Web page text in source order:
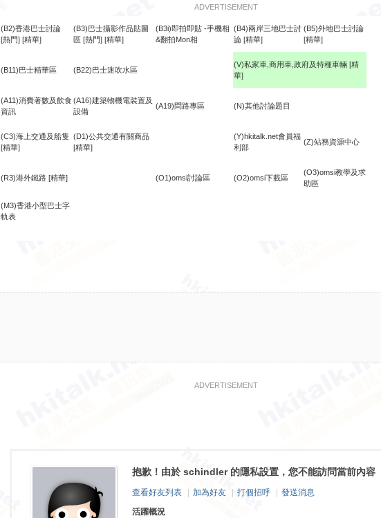
ADVERTISEMENT
(B2)香港巴士討論
[熱門] [精華]
(B3)巴士攝影作品貼圖
區 [熱門] [精華]
(B3i)即拍即貼 -手機相
&翻拍Mon相
(B4)兩岸三地巴士討
論 [精華]
(B5)外地巴士討論
[精華]
(B11)巴士精華區 (B22)巴士迷吹水區
(V)私家車,商用車,政府及特種車輛 [精
華]
(A11)消費著數及飲食
資訊
(A16)建築物機電裝置及
設備
(A19)問路專區 (N)其他討論題目
(C3)海上交通及船隻
[精華]
(D1)公共交通有關商品
[精華]
(Y)hkitalk.net會員福
利部
(Z)站務資源中心
(R3)港外鐵路 [精華] (O1)omsi討論區 (O2)omsi下載區
(O3)omsi教學及求
助區
(M3)香港小型巴士字
軌表
ADVERTISEMENT
抱歉！由於 schindler 的隱私設置，您不能訪問當前內容
查看好友列表 加為好友 打個招呼
發送消息
活躍概況